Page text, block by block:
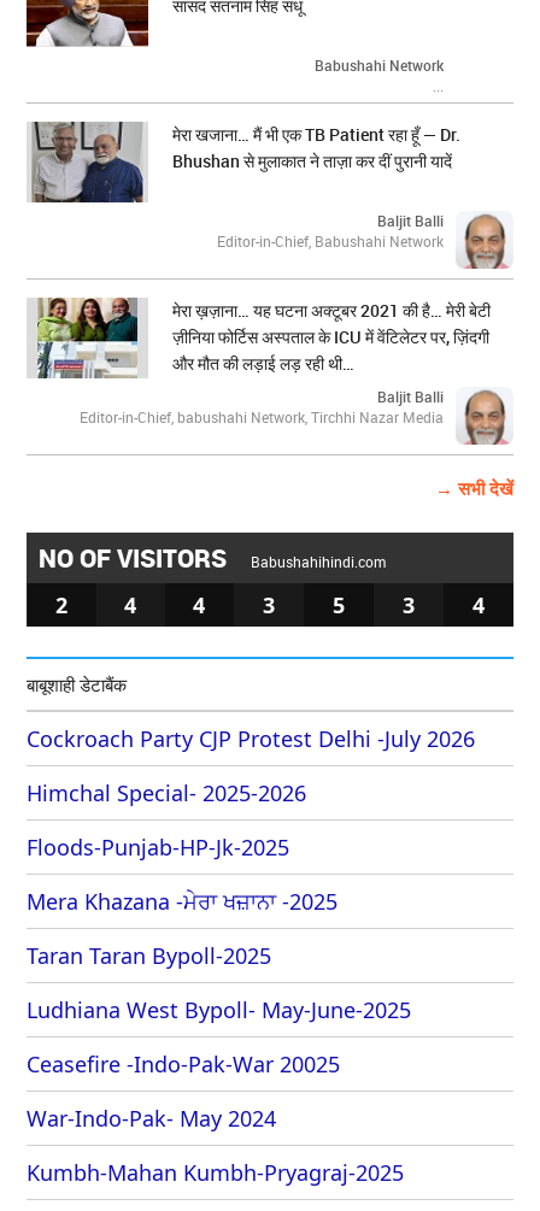
सांसद सतनाम सिंह संधू
Babushahi Network
...
मेरा खजाना… मैं भी एक TB Patient रहा हूँ — Dr.
Bhushan से मुलाकात ने ताज़ा कर दीं पुरानी यादें
Baljit Balli
Editor-in-Chief, Babushahi Network
मेरा ख़ज़ाना… यह घटना अक्टूबर 2021 की है… मेरी बेटी
ज़ीनिया फोर्टिस अस्पताल के ICU में वेंटिलेटर पर, ज़िंदगी
और मौत की लड़ाई लड़ रही थी…
Baljit Balli
Editor-in-Chief, babushahi Network, Tirchhi Nazar Media
→ सभी देखें
NO OF VISITORS Babushahihindi.com
2 4 4 3 5 3 4
बाबूशाही डेटाबैंक
Cockroach Party CJP Protest Delhi -July 2026
Himchal Special- 2025-2026
Floods-Punjab-HP-Jk-2025
Mera Khazana -ਮੇਰਾ ਖਜ਼ਾਨਾ -2025
Taran Taran Bypoll-2025
Ludhiana West Bypoll- May-June-2025
Ceasefire -Indo-Pak-War 20025
War-Indo-Pak- May 2024
Kumbh-Mahan Kumbh-Pryagraj-2025